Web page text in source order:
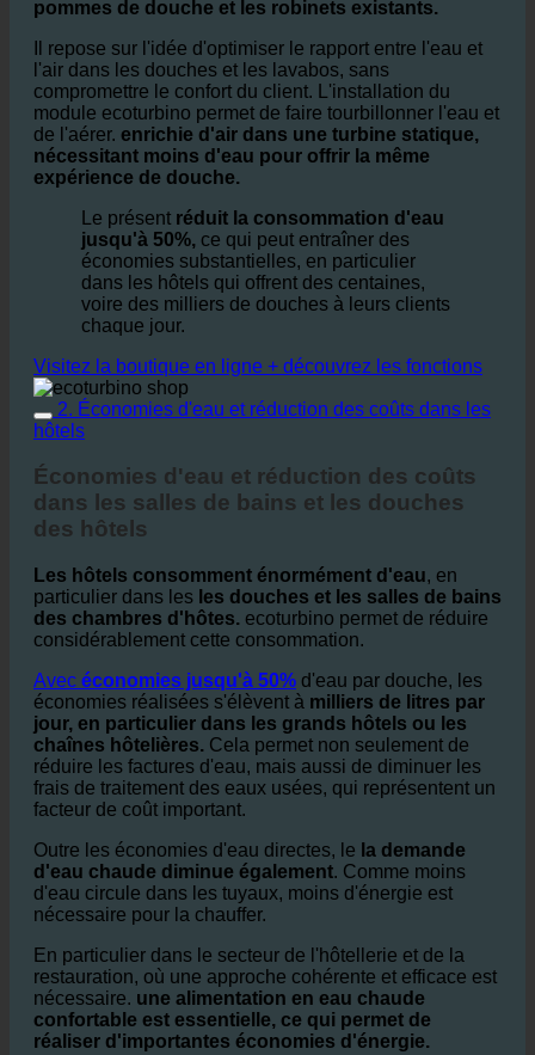
pommes de douche et les robinets existants.
Il repose sur l'idée d'optimiser le rapport entre l'eau et
l'air dans les douches et les lavabos, sans
compromettre le confort du client. L'installation du
module ecoturbino permet de faire tourbillonner l'eau et
de l'aérer. enrichie d'air dans une turbine statique,
nécessitant moins d'eau pour offrir la même
expérience de douche.
Le présent réduit la consommation d'eau
jusqu'à 50%, ce qui peut entraîner des
économies substantielles, en particulier
dans les hôtels qui offrent des centaines,
voire des milliers de douches à leurs clients
chaque jour.
Visitez la boutique en ligne + découvrez les fonctions
2. Économies d'eau et réduction des coûts dans les
hôtels
Économies d'eau et réduction des coûts
dans les salles de bains et les douches
des hôtels
Les hôtels consomment énormément d'eau, en
particulier dans les les douches et les salles de bains
des chambres d'hôtes. ecoturbino permet de réduire
considérablement cette consommation.
Avec économies jusqu'à 50% d'eau par douche, les
économies réalisées s'élèvent à milliers de litres par
jour, en particulier dans les grands hôtels ou les
chaînes hôtelières. Cela permet non seulement de
réduire les factures d'eau, mais aussi de diminuer les
frais de traitement des eaux usées, qui représentent un
facteur de coût important.
Outre les économies d'eau directes, le la demande
d'eau chaude diminue également. Comme moins
d'eau circule dans les tuyaux, moins d'énergie est
nécessaire pour la chauffer.
En particulier dans le secteur de l'hôtellerie et de la
restauration, où une approche cohérente et efficace est
nécessaire. une alimentation en eau chaude
confortable est essentielle, ce qui permet de
réaliser d'importantes économies d'énergie.